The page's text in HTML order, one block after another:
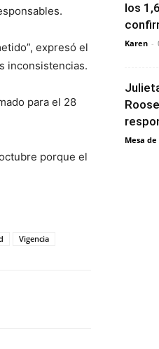
expresó el
inconsistencias.
para el 28
porque el
Vigencia
los
Karen -
Mesa